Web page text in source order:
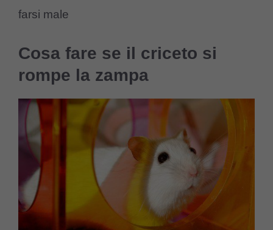
farsi male
Cosa fare se il criceto si
rompe la zampa